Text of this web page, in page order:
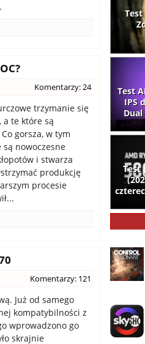
Komentarzy: 24
trzymanie się
te które są
gorsza, w tym
nowoczesne
i stwarza
produkcję
procesie
Komentarzy: 121
Już od samego
kompatybilności z
wprowadzono go
skrajnie
Test
IPS
Test